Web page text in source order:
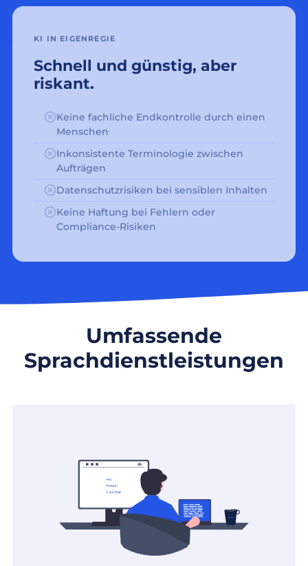
KI IN EIGENREGIE
Schnell und günstig, aber
riskant.
Keine fachliche Endkontrolle durch einen
Menschen
Inkonsistente Terminologie zwischen
Aufträgen
Datenschutzrisiken bei sensiblen Inhalten
Keine Haftung bei Fehlern oder
Compliance-Risiken
Umfassende
Sprachdienstleistungen